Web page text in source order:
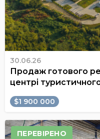
30.06.26
Продаж готового
центрі
$1 900 000
ПЕРЕВІРЕНО